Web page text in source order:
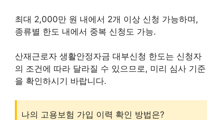
최대 2,000만 원 내에서 2개 이상 신청 가능하며,
종류별 한도 내에서 중복 신청도 가능.
산재근로자 생활안정자금 대부신청 한도는 신청자
의 조건에 따라 달라질 수 있으므로, 미리 심사 기준
을 확인하시기 바랍니다.
나의 고용보험 가입 이력 확인 방법은?